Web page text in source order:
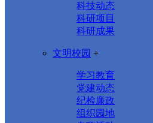
科技动态
科研项目
科研成果
文明校园 +
学习教育
党建动态
纪检廉政
组织园地